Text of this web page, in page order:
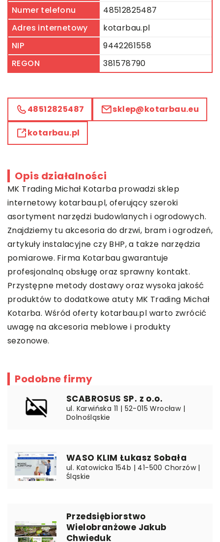
Numer telefonu
48512825487
Adres internetowy
kotarbau.pl
NIP
9442261558
REGON
381578790
48512825487 sklep@kotarbau.eu
kotarbau.pl
Opis działalności
MK Trading Michał Kotarba prowadzi sklep
internetowy kotarbau.pl, oferujący szeroki
asortyment narzędzi budowlanych i ogrodowych.
Znajdziemy tu akcesoria do drzwi, bram i ogrodzeń,
artykuły instalacyjne czy BHP, a także narzędzia
pomiarowe. Firma Kotarbau gwarantuje
profesjonalną obsługę oraz sprawny kontakt.
Przystępne metody dostawy oraz wysoka jakość
produktów to dodatkowe atuty MK Trading Michał
Kotarba. Wśród oferty kotarbau.pl warto zwrócić
uwagę na akcesoria meblowe i produkty
sezonowe.
Podobne firmy
SCABROSUS SP. z o.o.
ul. Karwińska 11 | 52-015 Wrocław |
Dolnośląskie
WASO KLIM Łukasz Sobała
ul. Katowicka 154b | 41-500 Chorzów |
Śląskie
Przedsiębiorstwo
Wielobranżowe Jakub
Chwieduk